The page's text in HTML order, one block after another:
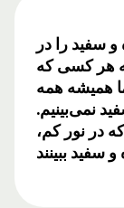
سفید را در
هر کسی که
همیشه همه
نمی‌بینیم.
در نور کم،